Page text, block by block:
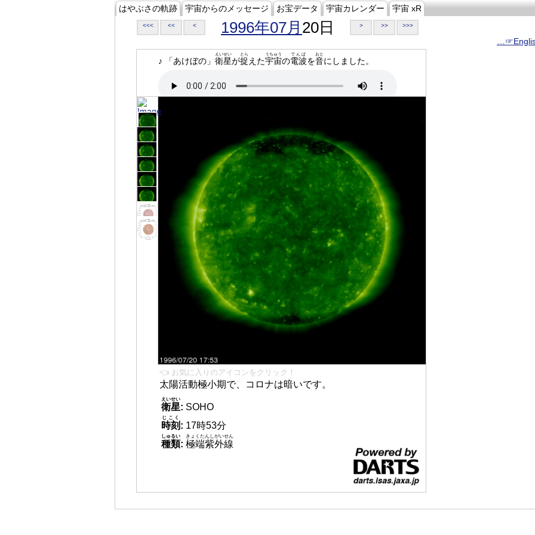
はやぶさの軌跡 宇宙からのメッセージ お宝データ 宇宙カレンダー 宇宙 xR
<<< << < 1996年07月 20日 > >> >>>
♪ 「あけぼの」 衛星
えいせい
が捉
とら
えた宇宙
うちゅう
の電波
でんぱ
を音
おと
にしました。
👈 お気に入りのアイコンをクリック！
太陽活動極小期で、コロナは暗いです。
衛星
えいせい
: SOHO
時刻
じこく
: 17時53分
種類
しゅるい
: 極端紫外線
きょくたんしがいせん